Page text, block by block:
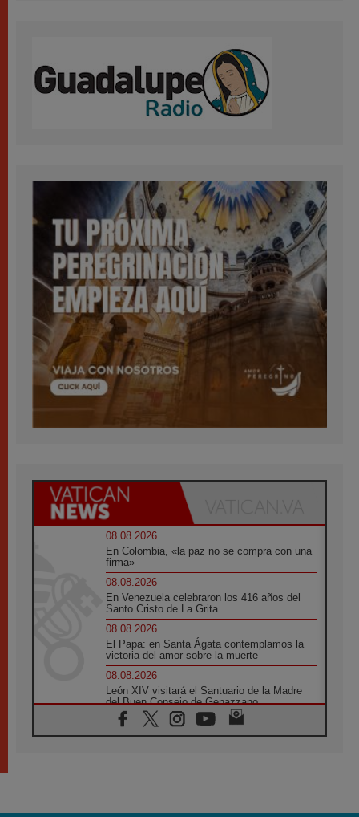
08.08.2026
En Colombia, «la paz no se compra con una
firma»
08.08.2026
En Venezuela celebraron los 416 años del
Santo Cristo de La Grita
08.08.2026
El Papa: en Santa Ágata contemplamos la
victoria del amor sobre la muerte
08.08.2026
León XIV visitará el Santuario de la Madre
del Buen Consejo de Genazzano
07.08.2026
Filipinas: el Vicariato Apostólico de Calapán